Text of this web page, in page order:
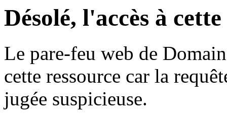
Désolé, l'accès à
Le pare-feu web de
cette ressource car la
jugée suspicieuse.